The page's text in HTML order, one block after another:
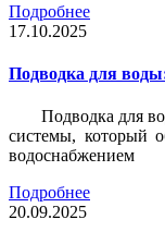
Подробнее
17.10.2025
Подводка для
Подводка для
системы, который
водоснабжением
Подробнее
20.09.2025